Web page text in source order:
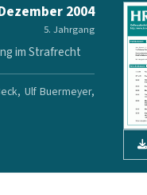
2004
5. Jahrgang
im Strafrecht
Ulf Buermeyer,